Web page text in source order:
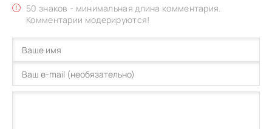
50 знаков - минимальная длина комментария.
Комментарии модерируются!